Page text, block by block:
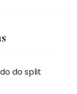
do split